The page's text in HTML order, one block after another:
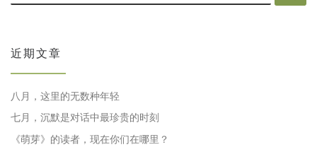
近期文章
八月，这里的无数种年轻
七月，沉默是对话中最珍贵的时刻
《萌芽》的读者，现在你们在哪里？